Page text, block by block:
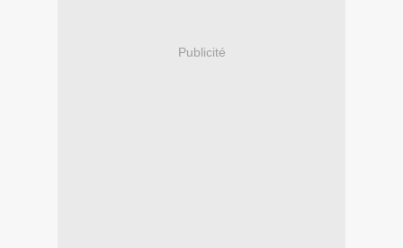
Publicité